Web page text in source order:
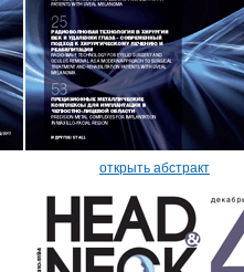
открыть абстракт